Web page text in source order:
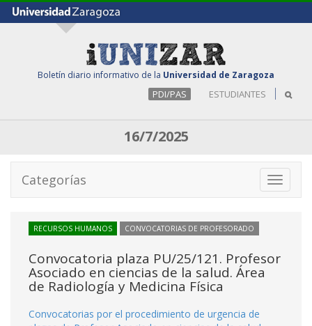
Boletín diario informativo de la Universidad de Zaragoza
PDI/PAS ESTUDIANTES
16/7/2025
Toggle
Categorías
RECURSOS HUMANOS CONVOCATORIAS DE PROFESORADO
Convocatoria plaza PU/25/121. Profesor
Asociado en ciencias de la salud. Área
de Radiología y Medicina Física
Convocatorias por el procedimiento de urgencia de